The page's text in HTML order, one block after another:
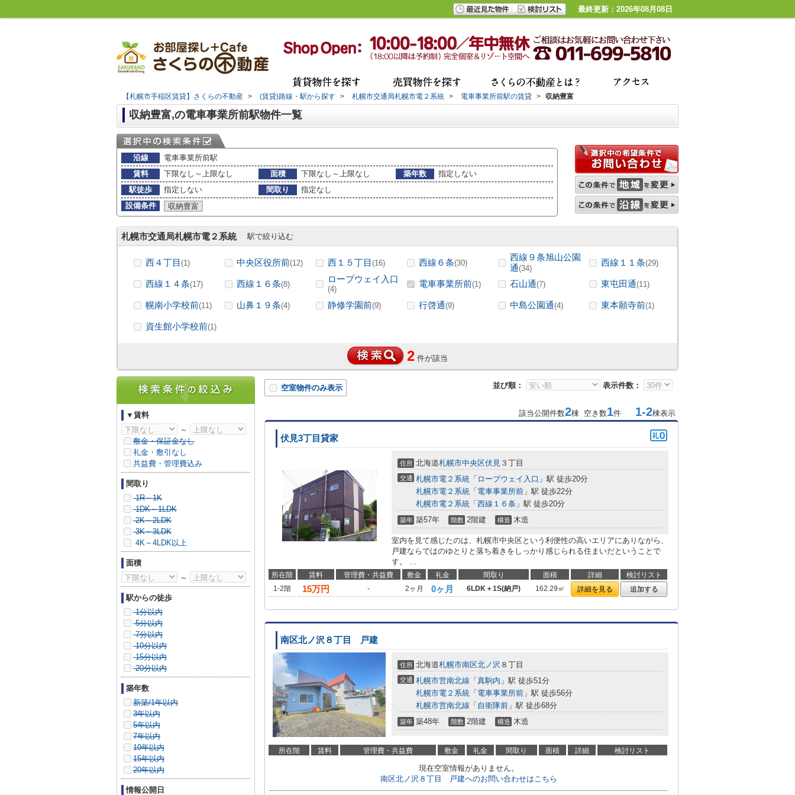
最終更新：2026年08月08日
【札幌市手稲区賃貸】さくらの不動産 > (賃貸)路線・駅から探す > 札幌市交通局札幌市電２系統 > 電車事業所前駅の賃貸 > 収納豊富
収納豊富,の電車事業所前駅物件一覧
沿線
電車事業所前駅
賃料
下限なし～上限なし 面積 下限なし～上限なし 築年数
指定しない
駅徒歩
指定しない 間取り
指定なし
設備条件
収納豊富
札幌市交通局札幌市電２系統 駅で絞り込む
西４丁目 (1) 中央区役所前(12) 西１５丁目 (16) 西線６条(30)
西線９条旭山公園
通(34)
西線１１条(29)
西線１４条(17) 西線１６条(8)
ロープウェイ入口
(4)
電車事業所前(1) 石山通(7) 東屯田通(11)
幌南小学校前(11) 山鼻１９条(4) 静修学園前(9) 行啓通(9) 中島公園通(4) 東本願寺前(1)
資生館小学校前(1)
2 件が該当
並び順： 表示件数：
空室物件のみ表示
該当公開件数2棟 空き数1件 1-2棟表示
伏見3丁目貸家
住所 北海道札幌市中央区伏見 ３丁目
交通 札幌市電２系統 「 ロープウェイ入口 」駅 徒歩20分
札幌市電２系統 「 電車事業所前 」駅 徒歩22分
札幌市電２系統 「 西線１６条 」駅 徒歩20分
築年 築57年 階数 2階建 構造 木造
室内を見て感じたのは、札幌市中央区という利便性の高いエリアにありながら、
戸建ならではのゆとりと落ち着きをしっかり感じられる住まいだということで
す。 ...
所在階 賃料 管理費・共益費 敷金 礼金 間取り 面積 詳細
検討リスト
1-2階
15万円 - 2ヶ月 0ヶ月 6LDK＋1S(納戸) 162.29㎡ 詳細を見る 追加する
南区北ノ沢８丁目 戸建
住所 北海道札幌市南区北ノ沢 ８丁目
交通 札幌市営南北線 「 真駒内 」駅 徒歩51分
札幌市電２系統 「 電車事業所前 」駅 徒歩56分
札幌市営南北線 「 自衛隊前 」駅 徒歩68分
築年 築48年 階数 2階建 構造 木造
所在階 賃料 管理費・共益費 敷金 礼金 間取り 面積 詳細 検討リスト
現在空室情報がありません。
南区北ノ沢８丁目 戸建へのお問い合わせはこちら
▼賃料
～
敷金・保証金なし
礼金・敷引なし
共益費・管理費込み
間取り
1R～1K
1DK～1LDK
2K～2LDK
3K～3LDK
4K～4LDK以上
面積
～
駅からの徒歩
1分以内
5分以内
7分以内
10分以内
15分以内
20分以内
築年数
新築/1年以内
3年以内
5年以内
7年以内
10年以内
15年以内
20年以内
情報公開日